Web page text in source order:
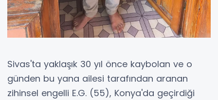
Sivas'ta yaklaşık 30 yıl önce kaybolan ve o
günden bu yana ailesi tarafından aranan
zihinsel engelli E.G. (55), Konya'da geçirdiği